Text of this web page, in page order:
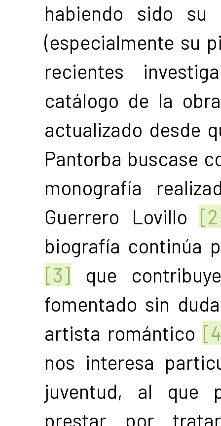
habiendo sido su
(especialmente su
recientes
catálogo de la
actualizado desde
Pantorba buscase
monografía
Guerrero Lovillo
biografía continúa
[3] que
fomentado sin
artista romántico
nos interesa
juventud, al que
prestar por